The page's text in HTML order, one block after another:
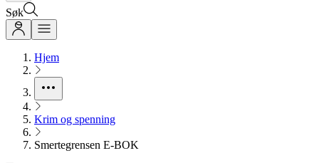
Søk
Hjem
Krim og spenning
Smertegrensen E-BOK